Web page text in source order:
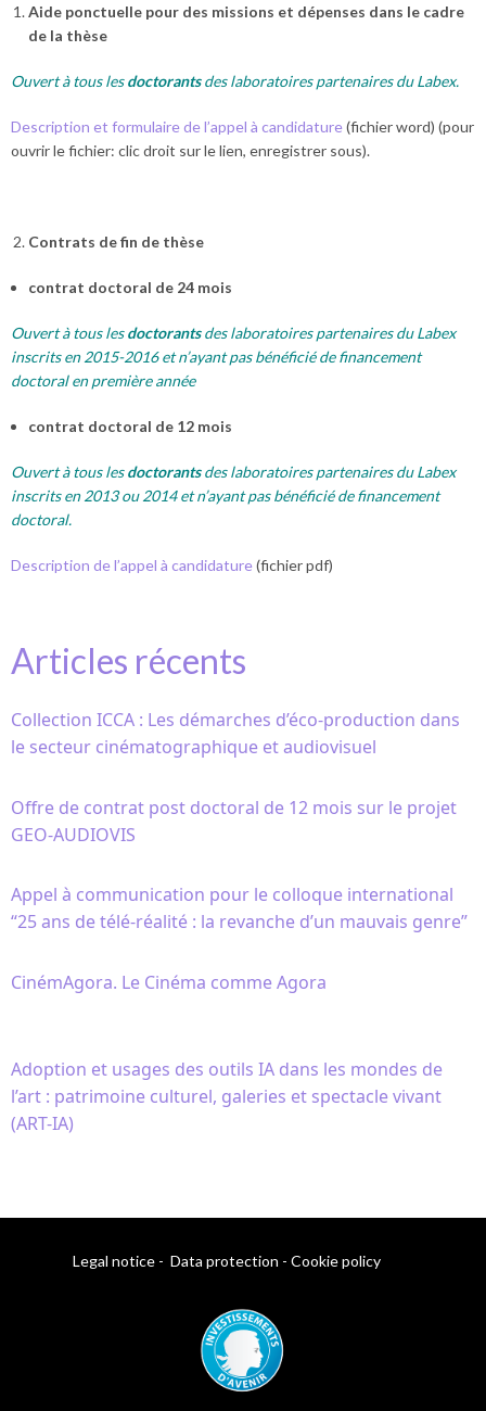
Aide ponctuelle pour des missions et dépenses dans le cadre
de la thèse
Ouvert à tous lesdoctorantsdes laboratoires partenaires du Labex.
Description et formulaire de l’appel à candidature(fichier word) (pour
ouvrir le fichier: clic droit sur le lien, enregistrer sous).
Contrats de fin de thèse
contrat doctoral de 24 mois
Ouvert à tous lesdoctorantsdes laboratoires partenaires du Labex
inscrits en 2015-2016 et n’ayant pas bénéficié de financement
doctoral en première année
contrat doctoral de 12 mois
Ouvert à tous lesdoctorantsdes laboratoires partenaires du Labex
inscrits en 2013 ou 2014 et n’ayant pas bénéficié de financement
doctoral.
Description de l’appel à candidature(fichier pdf)
Articles récents
Collection ICCA : Les démarches d’éco-production dans
le secteur cinématographique et audiovisuel
Offre de contrat post doctoral de 12 mois sur le projet
GEO-AUDIOVIS
Appel à communication pour le colloque international
“25 ans de télé-réalité : la revanche d’un mauvais genre”
CinémAgora. Le Cinéma comme Agora
Adoption et usages des outils IA dans les mondes de
l’art : patrimoine culturel, galeries et spectacle vivant
(ART-IA)
Legal notice - Data protection - Cookie policy